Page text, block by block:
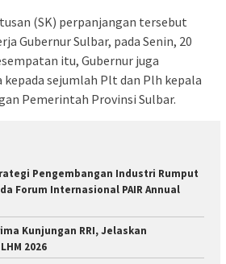
(SK) perpanjangan tersebut
Gubernur Sulbar, pada Senin, 20
itu, Gubernur juga
kepada sejumlah Plt dan Plh kepala
Pemerintah Provinsi Sulbar.
Pengembangan Industri Rumput
Forum Internasional PAIR Annual
Kunjungan RRI, Jelaskan
2026